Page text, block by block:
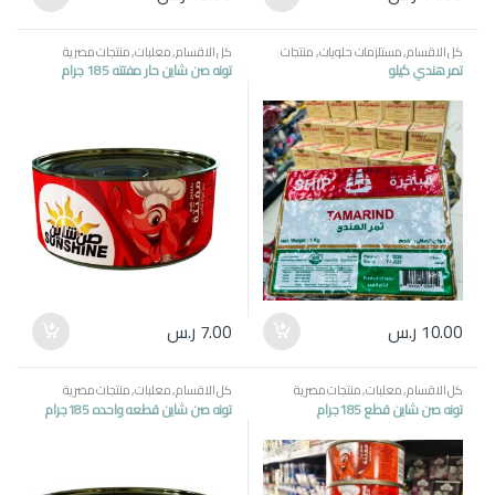
كل الاقسام,مستلزمات حلويات,منتجات
مصرية,ياميش \ منتجات رمضانتمر هندي كيلو
10.00 ر.س
كل الاقسام,معلبات,منتجات مصرية
تونه صن شاين حار مفتته 185 جرام
7.00 ر.س
كل الاقسام,معلبات,منتجات مصرية
تونه صن شاين قطع 185جرام
كل الاقسام,معلبات,منتجات مصرية
تونه صن شاين قطعه واحده 185جرام